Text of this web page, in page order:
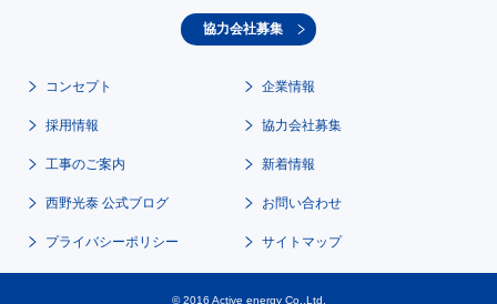
協力会社募集
コンセプト 企業情報
採用情報 協力会社募集
工事のご案内 新着情報
西野光泰 公式ブログ お問い合わせ
プライバシーポリシー サイトマップ
© 2016 Active energy Co.,Ltd.